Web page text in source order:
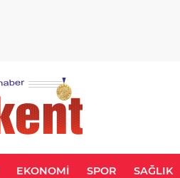
EKONOMİ SPOR SAĞLIK